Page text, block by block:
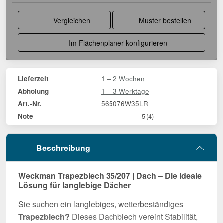
Vergleichen Muster bestellen
Im Flächenplaner konfigurieren
Lieferzeit 1 – 2 Wochen
Abholung 1 – 3 Werktage
Art.-Nr. 565076W35LR
Note 5(4)
Beschreibung
Weckman Trapezblech 35/207 | Dach – Die ideale
Lösung für langlebige Dächer
Sie suchen ein langlebiges, wetterbeständiges
Trapezblech? Dieses Dachblech vereint Stabilität,